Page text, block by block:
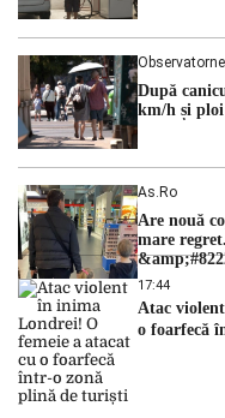
După
km/h și
As.ro
Are nouă
mare
17:44
Atac
o foarfecă